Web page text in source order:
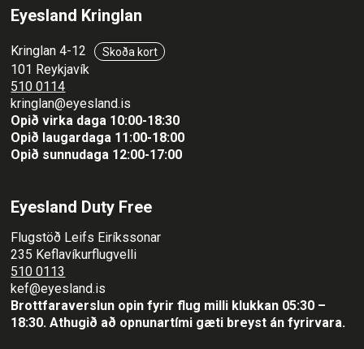
Eyesland Kringlan
Kringlan 4-12 Skoða kort
101 Reykjavík
510 0114
kringlan@eyesland.is
Opið virka daga 10:00-18:30
Opið laugardaga 11:00-18:00
Opið sunnudaga 12:00-17:00
Eyesland Duty Free
Flugstöð Leifs Eiríkssonar
235 Keflavíkurflugvelli
510 0113
kef@eyesland.is
Brottfaraverslun opin fyrir flug milli klukkan 05:30 –
18:30.Athugið að opnunartími gæti breyst án fyrirvara.